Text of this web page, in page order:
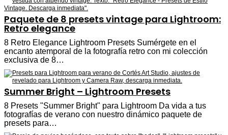
Paquete de 8 presets vintage para Lightroom:
Retro elegance
8 Retro Elegance Lightroom Presets Sumérgete en el
encanto atemporal de la fotografía retro con mi colección
exclusiva de 8…
Summer Bright – Lightroom Presets
8 Presets "Summer Bright" para Lightroom Da vida a tus
fotografías de verano con nuestro dinámico paquete de
presets para…